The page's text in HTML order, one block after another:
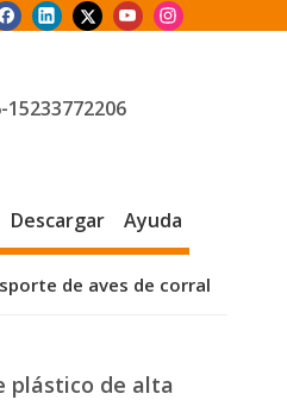
15233772206
Descargar Ayuda
de aves de corral
plástico de alta